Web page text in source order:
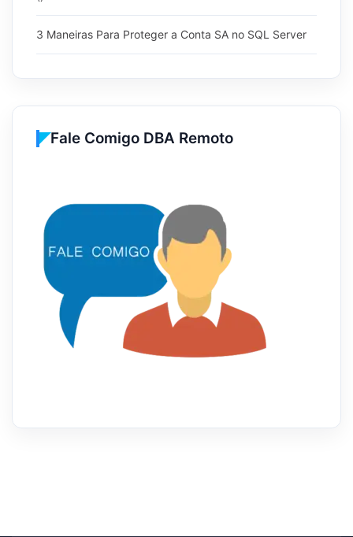
3 Maneiras Para Proteger a Conta SA no SQL Server
Fale Comigo DBA Remoto